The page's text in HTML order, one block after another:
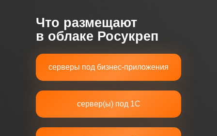
сервер(ы) под 1С
серверы под бизнес-приложения
Что размещают
в облаке Росукреп